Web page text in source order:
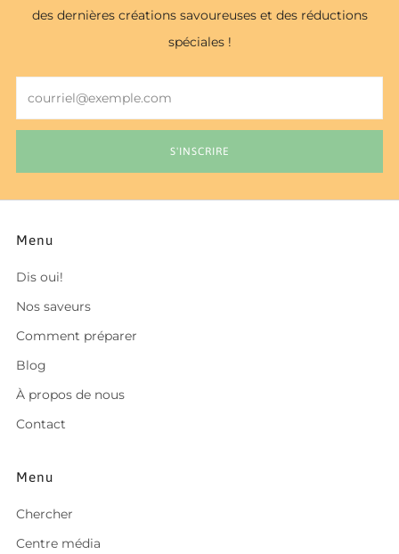
des dernières créations savoureuses et des réductions
spéciales !
S'INSCRIRE
Menu
Dis oui!
Nos saveurs
Comment préparer
Blog
À propos de nous
Contact
Menu
Chercher
Centre média